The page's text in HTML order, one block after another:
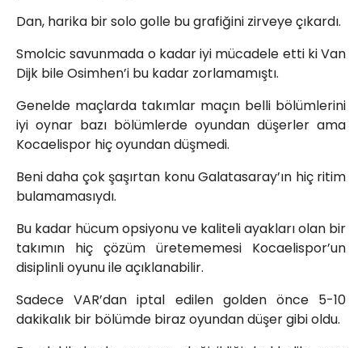
Dan, harika bir solo golle bu grafiğini zirveye çıkardı.
Smolcic savunmada o kadar iyi mücadele etti ki Van
Dijk bile Osimhen’i bu kadar zorlamamıştı.
Genelde maçlarda takımlar maçın belli bölümlerini
iyi oynar bazı bölümlerde oyundan düşerler ama
Kocaelispor hiç oyundan düşmedi.
Beni daha çok şaşırtan konu Galatasaray’ın hiç ritim
bulamamasıydı.
Bu kadar hücum opsiyonu ve kaliteli ayakları olan bir
takımın hiç çözüm üretememesi Kocaelispor’un
disiplinli oyunu ile açıklanabilir.
Sadece VAR’dan iptal edilen golden önce 5-10
dakikalık bir bölümde biraz oyundan düşer gibi oldu.